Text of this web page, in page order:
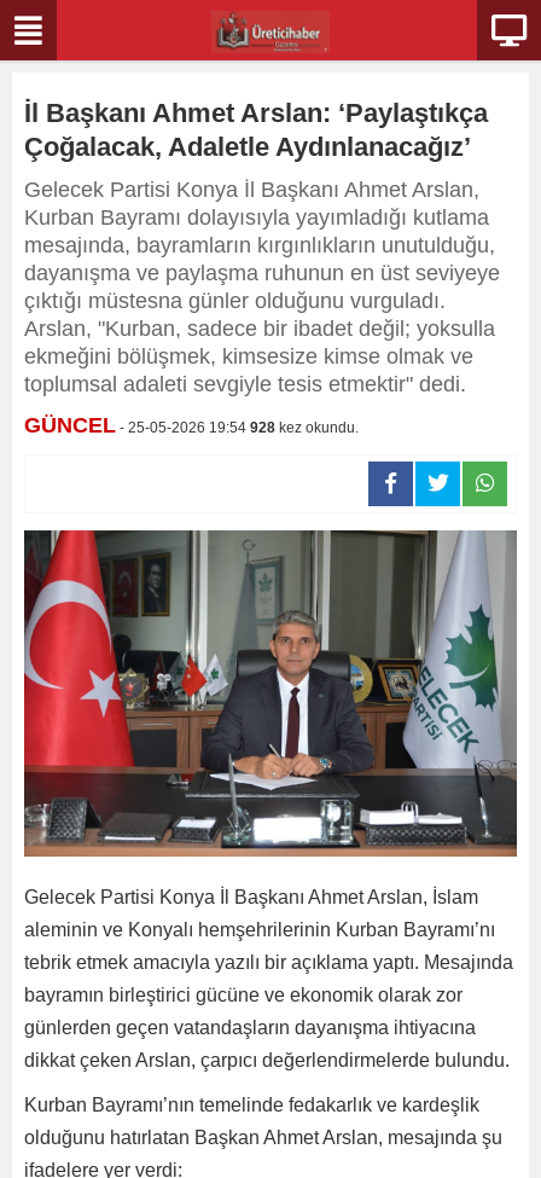
İl Başkanı Ahmet Arslan: ‘Paylaştıkça
Çoğalacak, Adaletle Aydınlanacağız’
Gelecek Partisi Konya İl Başkanı Ahmet Arslan,
Kurban Bayramı dolayısıyla yayımladığı kutlama
mesajında, bayramların kırgınlıkların unutulduğu,
dayanışma ve paylaşma ruhunun en üst seviyeye
çıktığı müstesna günler olduğunu vurguladı.
Arslan, "Kurban, sadece bir ibadet değil; yoksulla
ekmeğini bölüşmek, kimsesize kimse olmak ve
toplumsal adaleti sevgiyle tesis etmektir" dedi.
GÜNCEL - 25-05-2026 19:54 928 kez okundu.
Gelecek Partisi Konya İl Başkanı Ahmet Arslan, İslam
aleminin ve Konyalı hemşehrilerinin Kurban Bayramı’nı
tebrik etmek amacıyla yazılı bir açıklama yaptı. Mesajında
bayramın birleştirici gücüne ve ekonomik olarak zor
günlerden geçen vatandaşların dayanışma ihtiyacına
dikkat çeken Arslan, çarpıcı değerlendirmelerde bulundu.
Kurban Bayramı’nın temelinde fedakarlık ve kardeşlik
olduğunu hatırlatan Başkan Ahmet Arslan, mesajında şu
ifadelere yer verdi: